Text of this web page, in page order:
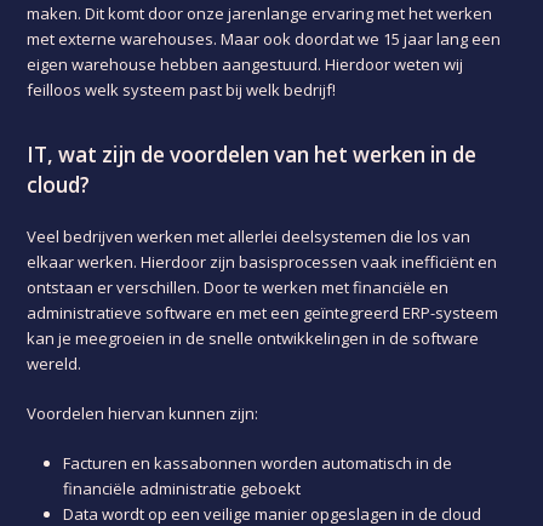
maken. Dit komt door onze jarenlange ervaring met het werken
met externe warehouses. Maar ook doordat we 15 jaar lang een
eigen warehouse hebben aangestuurd. Hierdoor weten wij
feilloos welk systeem past bij welk bedrijf!
IT, wat zijn de voordelen van het werken in de
cloud?
Veel bedrijven werken met allerlei deelsystemen die los van
elkaar werken. Hierdoor zijn basisprocessen vaak inefficiënt en
ontstaan er verschillen. Door te werken met financiële en
administratieve software en met een geïntegreerd ERP-systeem
kan je meegroeien in de snelle ontwikkelingen in de software
wereld.
Voordelen hiervan kunnen zijn:
Facturen en kassabonnen worden automatisch in de
financiële administratie geboekt
Data wordt op een veilige manier opgeslagen in de cloud